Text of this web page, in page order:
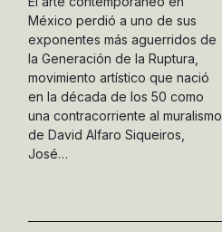
México perdió a uno de sus
exponentes más aguerridos de
la Generación de la Ruptura,
movimiento artístico que nació
en la década de los 50 como
una contracorriente al muralismo
de David Alfaro Siqueiros,
José…